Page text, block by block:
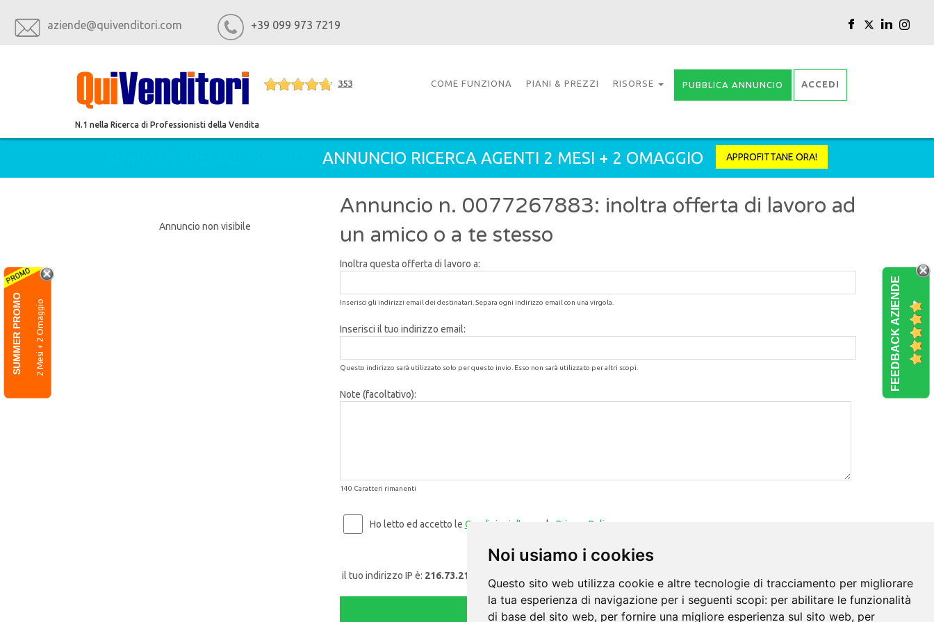
Noi usiamo i cookies
Questo sito web utilizza cookie e altre tecnologie di tracciamento per migliorare
la tua esperienza di navigazione per i seguenti scopi: per abilitare le funzionalità
di base del sito web, per fornire una migliore esperienza sul sito web, per
aziende@quivenditori.com +39 099 973 7219
353
N.1 nella Ricerca di Professionisti della Vendita
COME FUNZIONA PIANI & PREZZI RISORSE PUBBLICA ANNUNCIO ACCEDI
ANNUNCIO RICERCA AGENTI 2 MESI + 2 OMAGGIO APPROFITTANE ORA!
FEEDBACK AZIENDE
SUMMER PROMO 2 Mesi + 2 Omaggio
Annuncio n. 0077267883: inoltra offerta di lavoro ad
un amico o a te stesso
Inoltra questa offerta di lavoro a:
Inserisci gli indirizzi email dei destinatari. Separa ogni indirizzo email con una virgola.
Inserisci il tuo indirizzo email:
Questo indirizzo sarà utilizzato solo per questo invio. Esso non sarà utilizzato per altri scopi.
Note (facoltativo):
140 Caratteri rimanenti
Ho letto ed accetto le Condizioni d'uso e la Privacy Policy
il tuo indirizzo IP è: 216.73.216.198
Annuncio non visibile